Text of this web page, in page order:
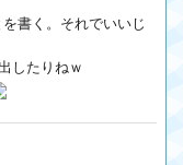
書く。それでいいじ
したりねｗ